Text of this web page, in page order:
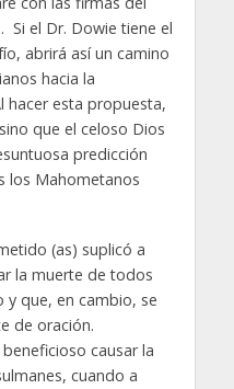
el Dr. Dowie tiene el
abrirá así un camino
hacia la
hacer esta propuesta,
que el celoso Dios
predicción
los Mahometanos
(as) suplicó a
la muerte de todos
y que, en cambio, se
de oración.
causar la
cuando a